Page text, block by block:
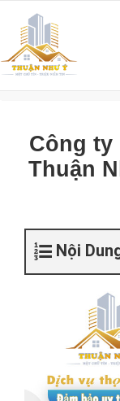
Công
Thuận
Nội